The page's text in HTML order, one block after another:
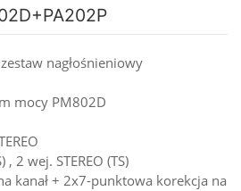
nagłośnieniowy
mocy PM802D
, 2 wej. STEREO (TS)
kanał + 2x7-punktowa korekcja na